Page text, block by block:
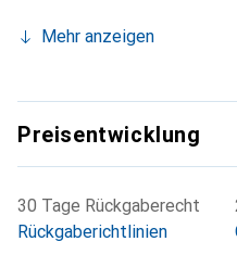
Mehr anzeigen
Preisentwicklung
30 Tage Rückgaberecht
Rückgaberichtlinien